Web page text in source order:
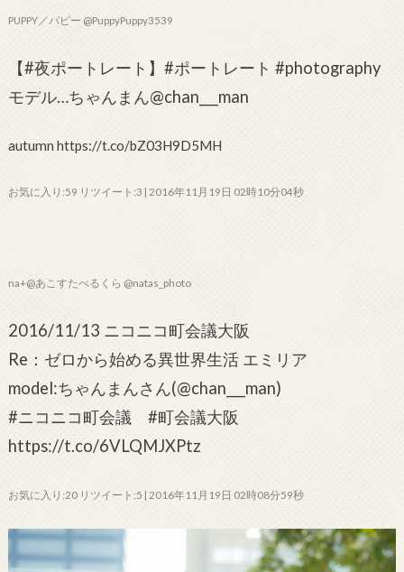
PUPPY／パピー @PuppyPuppy3539
【#夜ポートレート】#ポートレート #photography
モデル…ちゃんまん@chan___man
autumn https://t.co/bZ03H9D5MH
お気に入り:59 リツイート:3 | 2016年11月19日 02時10分04秒
na+@あこすたべるくら @natas_photo
2016/11/13 ニコニコ町会議大阪
Re：ゼロから始める異世界生活 エミリア
model:ちゃんまんさん(@chan___man)
#ニコニコ町会議 #町会議大阪
https://t.co/6VLQMJXPtz
お気に入り:20 リツイート:5 | 2016年11月19日 02時08分59秒